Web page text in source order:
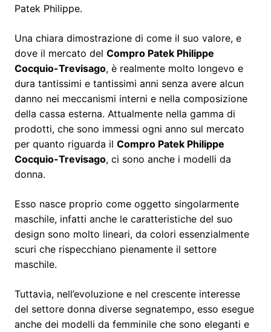
Patek Philippe.
Una chiara dimostrazione di come il suo valore, e
dove il mercato del Compro Patek Philippe
Cocquio-Trevisago, è realmente molto longevo e
dura tantissimi e tantissimi anni senza avere alcun
danno nei meccanismi interni e nella composizione
della cassa esterna. Attualmente nella gamma di
prodotti, che sono immessi ogni anno sul mercato
per quanto riguarda il Compro Patek Philippe
Cocquio-Trevisago, ci sono anche i modelli da
donna.
Esso nasce proprio come oggetto singolarmente
maschile, infatti anche le caratteristiche del suo
design sono molto lineari, da colori essenzialmente
scuri che rispecchiano pienamente il settore
maschile.
Tuttavia, nell’evoluzione e nel crescente interesse
del settore donna diverse segnatempo, esso esegue
anche dei modelli da femminile che sono eleganti e